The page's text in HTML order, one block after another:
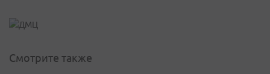
Смотрите также